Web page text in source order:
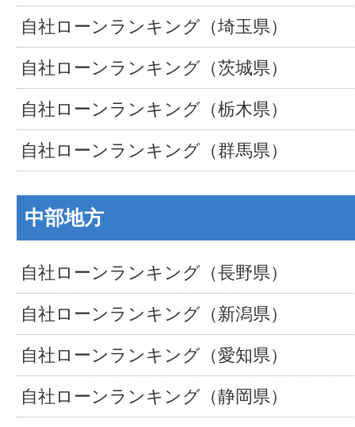
自社ローンランキング（埼玉県）
自社ローンランキング（茨城県）
自社ローンランキング（栃木県）
自社ローンランキング（群馬県）
中部地方
自社ローンランキング（長野県）
自社ローンランキング（新潟県）
自社ローンランキング（愛知県）
自社ローンランキング（静岡県）